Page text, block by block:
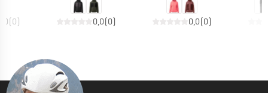
(0) 0,0(0) 0,0(0)